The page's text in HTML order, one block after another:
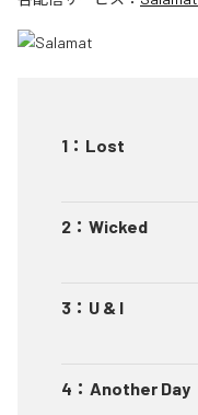
1 ： Lost
2 ： Wicked
3 ： U & I
4 ： Another Day